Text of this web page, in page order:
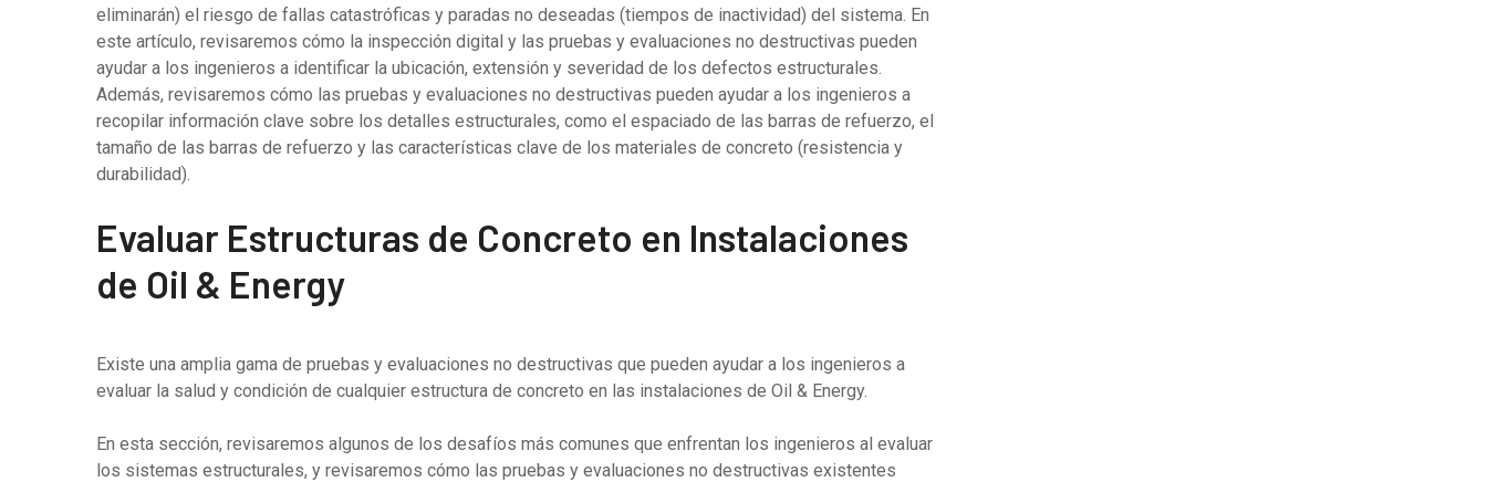
eliminarán) el riesgo de fallas catastróficas y paradas no deseadas (tiempos de inactividad) del sistema. En
este artículo, revisaremos cómo la inspección digital y las pruebas y evaluaciones no destructivas pueden
ayudar a los ingenieros a identificar la ubicación, extensión y severidad de los defectos estructurales.
Además, revisaremos cómo las pruebas y evaluaciones no destructivas pueden ayudar a los ingenieros a
recopilar información clave sobre los detalles estructurales, como el espaciado de las barras de refuerzo, el
tamaño de las barras de refuerzo y las características clave de los materiales de concreto (resistencia y
durabilidad).
Evaluar Estructuras de Concreto en Instalaciones
de Oil & Energy
Existe una amplia gama de pruebas y evaluaciones no destructivas que pueden ayudar a los ingenieros a
evaluar la salud y condición de cualquier estructura de concreto en las instalaciones de Oil & Energy.
En esta sección, revisaremos algunos de los desafíos más comunes que enfrentan los ingenieros al evaluar
los sistemas estructurales, y revisaremos cómo las pruebas y evaluaciones no destructivas existentes